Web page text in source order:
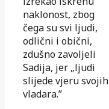
naklonost, zbog
čega su svi ljudi,
odlični i obični,
zdušno zavoljeli
Sadija, jer „ljudi
slijede vjeru svojih
vladara.”